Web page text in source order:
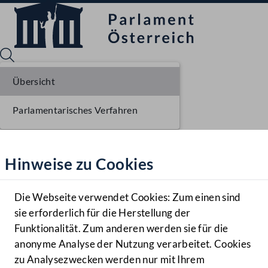
Hilfe
Benutzer
Navigationsmenü öffnen
MENÜ
Hinweise zu Cookies
Die Webseite verwendet Cookies: Zum einen sind
sie erforderlich für die Herstellung der
Funktionalität. Zum anderen werden sie für die
anonyme Analyse der Nutzung verarbeitet. Cookies
zu Analysezwecken werden nur mit Ihrem
Übersicht
Parlamentarisches Verfahren